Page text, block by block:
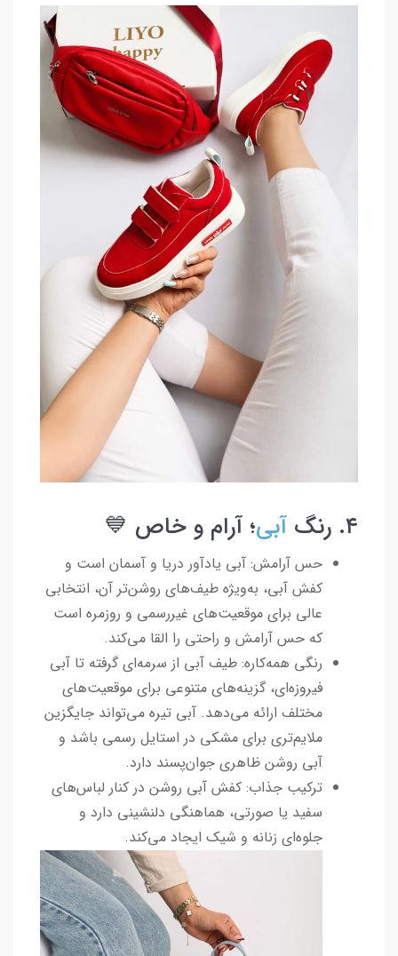
۴. رنگ آبی؛ آرام و خاص 💙
حس آرامش: آبی یادآور دریا و آسمان است و
کفش آبی، به‌ویژه طیف‌های روشن‌تر آن، انتخابی
عالی برای موقعیت‌های غیررسمی و روزمره است
که حس آرامش و راحتی را القا می‌کند.
رنگی همه‌کاره: طیف آبی از سرمه‌ای گرفته تا آبی
فیروزه‌ای، گزینه‌های متنوعی برای موقعیت‌های
مختلف ارائه می‌دهد. آبی تیره می‌تواند جایگزین
ملایم‌تری برای مشکی در استایل رسمی باشد و
آبی روشن ظاهری جوان‌پسند دارد.
ترکیب جذاب: کفش آبی روشن در کنار لباس‌های
سفید یا صورتی، هماهنگی دلنشینی دارد و
جلوه‌ای زنانه و شیک ایجاد می‌کند.